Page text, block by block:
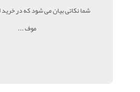
شما نکاتی بیان می شود که در
موف ...